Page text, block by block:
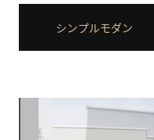
シンプルモダン